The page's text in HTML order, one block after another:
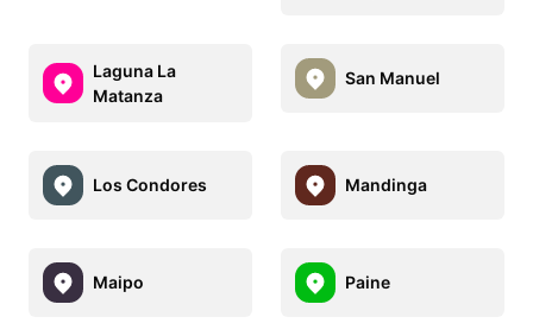
Laguna La
Matanza
San Manuel
Los Condores Mandinga
Maipo Paine